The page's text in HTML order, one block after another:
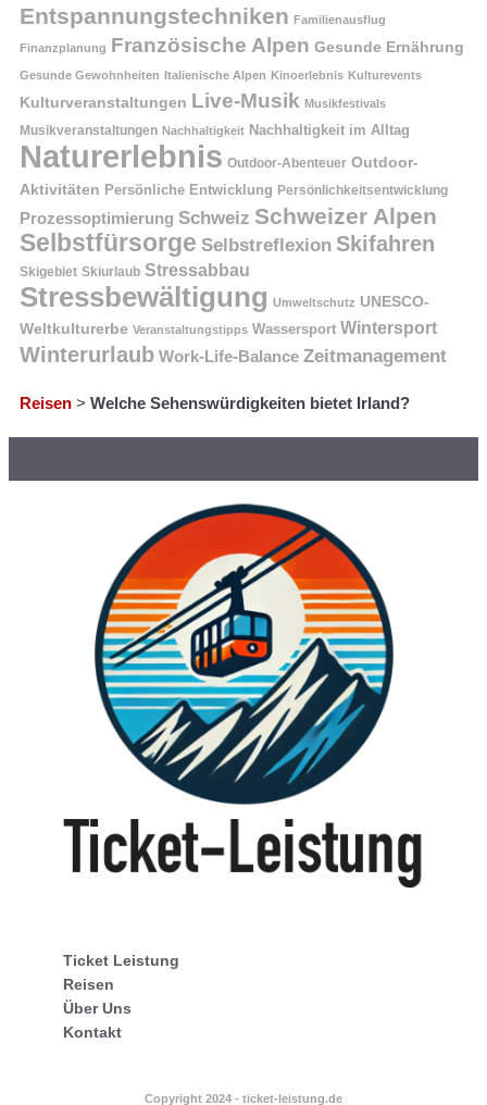
Entspannungstechniken Familienausflug
Finanzplanung Französische Alpen Gesunde Ernährung
Gesunde Gewohnheiten Italienische Alpen Kinoerlebnis Kulturevents
Kulturveranstaltungen Live-Musik Musikfestivals
Musikveranstaltungen Nachhaltigkeit Nachhaltigkeit im Alltag
Naturerlebnis Outdoor-Abenteuer Outdoor-
Aktivitäten Persönliche Entwicklung Persönlichkeitsentwicklung
Prozessoptimierung Schweiz Schweizer Alpen
Selbstfürsorge Selbstreflexion Skifahren
Skigebiet Skiurlaub Stressabbau
Stressbewältigung Umweltschutz UNESCO-
Weltkulturerbe Veranstaltungstipps Wassersport Wintersport
Winterurlaub Work-Life-Balance Zeitmanagement
Reisen > Welche Sehenswürdigkeiten bietet Irland?
Ticket Leistung
Reisen
Über Uns
Kontakt
Copyright 2024 - ticket-leistung.de